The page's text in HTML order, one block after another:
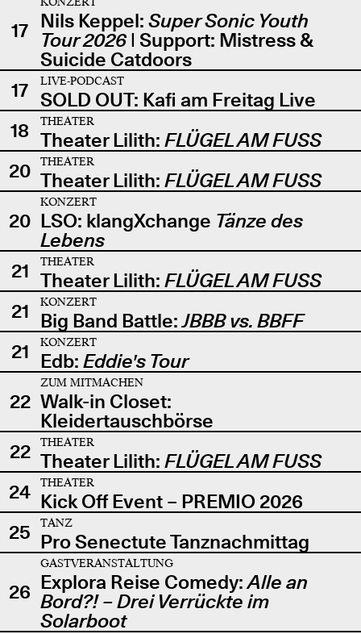
17 Nils Keppel: Super Sonic Youth
Tour 2026| Support: Mistress &
Suicide Catdoors
17
LIVE-PODCAST
SOLD OUT: Kafi am Freitag Live
18
THEATER
Theater Lilith: FLÜGEL AM FUSS
20
THEATER
Theater Lilith: FLÜGEL AM FUSS
20
KONZERT
LSO: klangXchange Tänze des
Lebens
21
THEATER
Theater Lilith: FLÜGEL AM FUSS
21
KONZERT
Big Band Battle:JBBB vs. BBFF
21
KONZERT
Edb: Eddie's Tour
22
ZUM MITMACHEN
Walk-in Closet:
Kleidertauschbörse
22
THEATER
Theater Lilith: FLÜGEL AM FUSS
24
THEATER
Kick Off Event – PREMIO 2026
25
TANZ
Pro Senectute Tanznachmittag
26
GASTVERANSTALTUNG
Explora Reise Comedy:Alle an
Bord?! – Drei Verrückte im
Solarboot